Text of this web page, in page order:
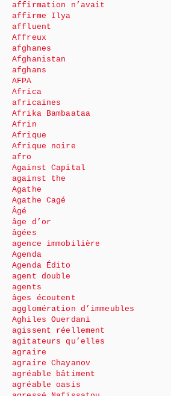
affirmation n’avait
affirme Ilya
affluent
Affreux
afghanes
Afghanistan
afghans
AFPA
Africa
africaines
Afrika Bambaataa
Afrin
Afrique
Afrique noire
afro
Against Capital
against the
Agathe
Agathe Cagé
Âgé
âge d’or
âgées
agence immobilière
Agenda
Agenda Édito
agent double
agents
âges écoutent
agglomération d’immeubles
Aghiles Ouerdani
agissent réellement
agitateurs qu’elles
agraire
agraire Chayanov
agréable bâtiment
agréable oasis